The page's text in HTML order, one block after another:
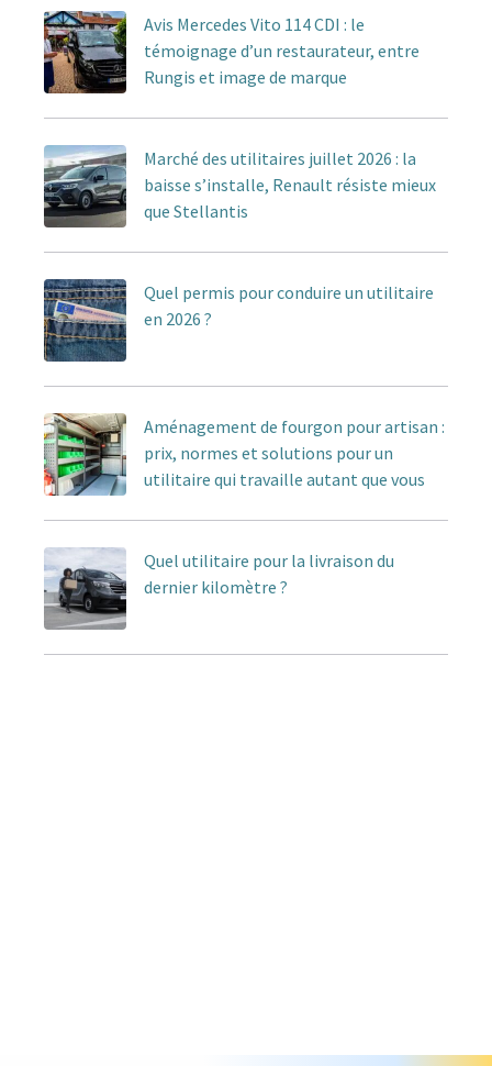
Avis Mercedes Vito 114 CDI : le
témoignage d’un restaurateur, entre
Rungis et image de marque
Marché des utilitaires juillet 2026 : la
baisse s’installe, Renault résiste mieux
que Stellantis
Quel permis pour conduire un utilitaire
en 2026 ?
Aménagement de fourgon pour artisan :
prix, normes et solutions pour un
utilitaire qui travaille autant que vous
Quel utilitaire pour la livraison du
dernier kilomètre ?